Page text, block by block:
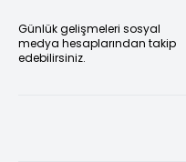
Günlük gelişmeleri sosyal
medya hesaplarından takip
edebilirsiniz.